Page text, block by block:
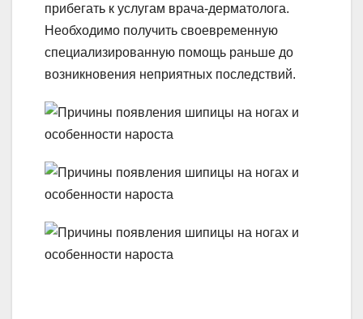
прибегать к услугам врача-дерматолога.
Необходимо получить своевременную
специализированную помощь раньше до
возникновения неприятных последствий.